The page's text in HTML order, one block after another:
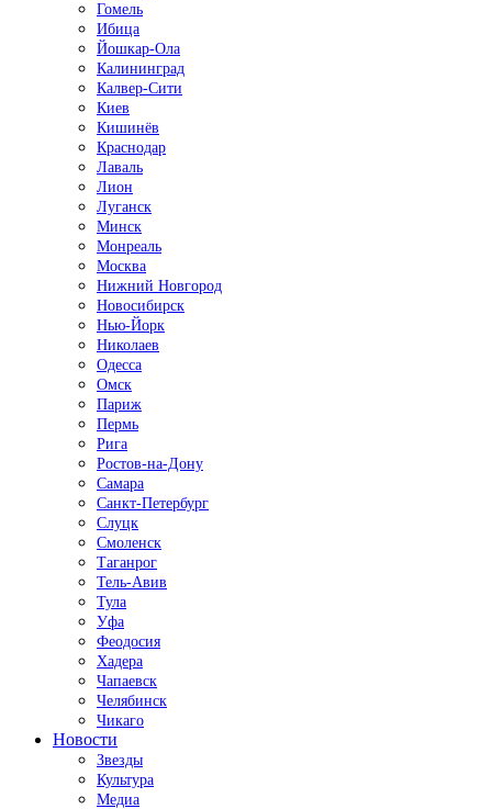
Гомель
Ибица
Йошкар-Ола
Калининград
Калвер-Сити
Киев
Кишинёв
Краснодар
Лаваль
Лион
Луганск
Минск
Монреаль
Москва
Нижний Новгород
Новосибирск
Нью-Йорк
Николаев
Одесса
Омск
Париж
Пермь
Рига
Ростов-на-Дону
Самара
Санкт-Петербург
Слуцк
Смоленск
Таганрог
Тель-Авив
Тула
Уфа
Феодосия
Хадера
Чапаевск
Челябинск
Чикаго
Новости
Звезды
Культура
Медиа